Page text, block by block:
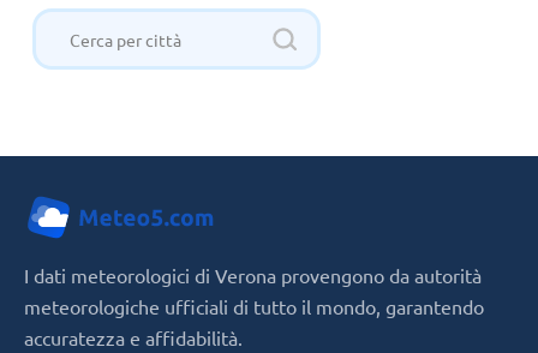
I dati meteorologici di Verona provengono da autorità
meteorologiche ufficiali di tutto il mondo, garantendo
accuratezza e affidabilità.